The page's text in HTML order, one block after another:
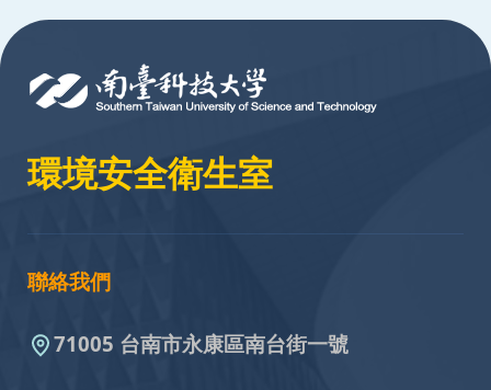
環境安全衛生室
聯絡我們
71005 台南市永康區南台街一號